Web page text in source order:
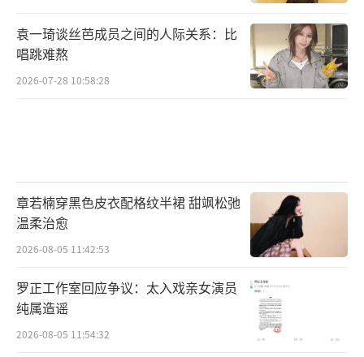
袁一琦谈丝芭成员之间的人际关系：比
唱跳难熬
2026-07-28 10:58:28
章若楠穿黑色皮衣配格纹半裙 甜飒松弛
温柔治愈
2026-08-05 11:42:53
罗正工作室回应争议：太入戏亲女演员
纯属造谣
2026-08-05 11:54:32